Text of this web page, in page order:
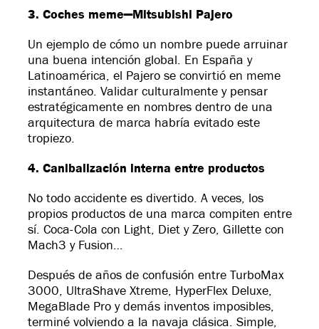
3. Coches meme—Mitsubishi Pajero
Un ejemplo de cómo un nombre puede arruinar
una buena intención global. En España y
Latinoamérica, el Pajero se convirtió en meme
instantáneo. Validar culturalmente y pensar
estratégicamente en nombres dentro de una
arquitectura de marca habría evitado este
tropiezo.
4. Canibalización interna entre productos
No todo accidente es divertido. A veces, los
propios productos de una marca compiten entre
sí. Coca-Cola con Light, Diet y Zero, Gillette con
Mach3 y Fusion…
Después de años de confusión entre TurboMax
3000, UltraShave Xtreme, HyperFlex Deluxe,
MegaBlade Pro y demás inventos imposibles,
terminé volviendo a la navaja clásica. Simple,